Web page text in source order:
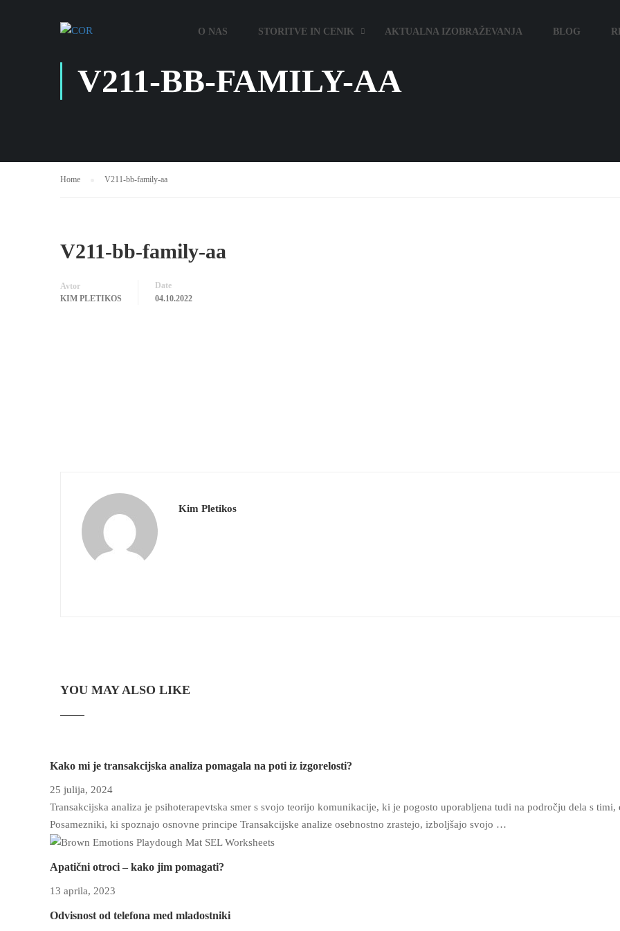
O NAS STORITVE IN CENIK AKTUALNA IZOBRAŽEVANJA BLOG
V211-BB-FAMILY-AA
Home V211-bb-family-aa
V211-bb-family-aa
Avtor
KIM PLETIKOS
Date
04.10.2022
Kim Pletikos
YOU MAY ALSO LIKE
Kako mi je transakcijska analiza pomagala na poti iz izgorelosti?
25 julija, 2024
Transakcijska analiza je psihoterapevtska smer s svojo teorijo komunikacije, ki je pogosto uporabljena tudi na področju dela s
Posamezniki, ki spoznajo osnovne principe Transakcijske analize osebnostno zrastejo, izboljšajo svojo …
Apatični otroci – kako jim pomagati?
13 aprila, 2023
Odvisnost od telefona med mladostniki